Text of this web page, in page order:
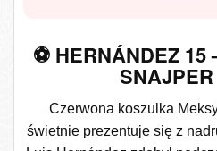
⚽ HERNÁNDEZ
Czerwona koszulka
świetnie prezentuje się z